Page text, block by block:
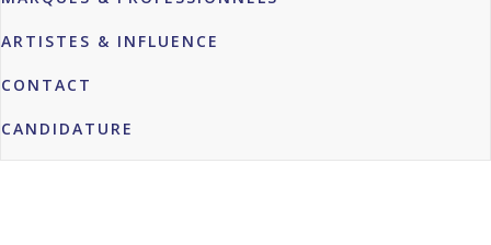
ARTISTES & INFLUENCE
CONTACT
CANDIDATURE